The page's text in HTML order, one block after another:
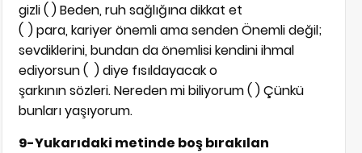
gizli ( ) Beden, ruh sağlığına dikkat et
( ) para, kariyer önemli ama senden Önemli değil;
sevdiklerini, bundan da önemlisi kendini ihmal
ediyorsun ( ) diye fısıldayacak o
şarkının sözleri. Nereden mi biliyorum ( ) Çünkü
bunları yaşıyorum.
9-Yukarıdaki metinde boş bırakılan